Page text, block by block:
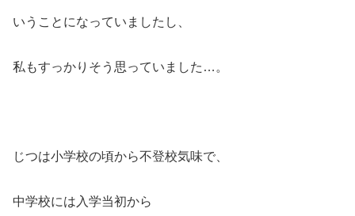
いうことになっていましたし、
私もすっかりそう思っていました…。
じつは小学校の頃から不登校気味で、
中学校には入学当初から